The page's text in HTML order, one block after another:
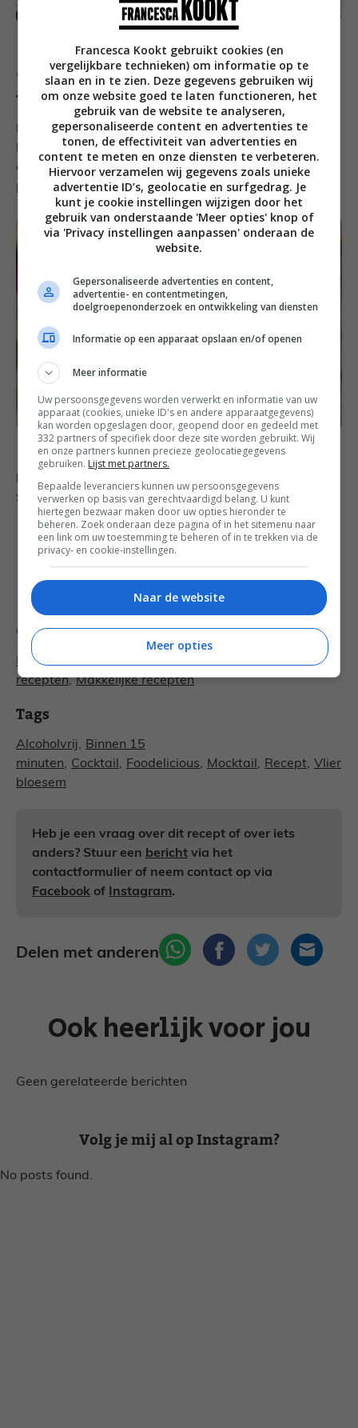
Champagne cocktail met
vlierbloesem en peer
Een feestelijk begin van het kerstdiner: meng 1 deel
Elderflower Shampagne (of een scheutje siroop) met 1
deel wodka en 1 deel champagne. Schenk bij met
perensap.
Foto’s cranberry punch en champagne cocktail:
Shutterstock.
Volg Francesca Kookt ook opFacebook,Twitter
Google+en
(francescakookt) en video’s bekijk je op
!
Categorieën
Borrel recepten, Drankjes recepten, Kerst
recepten, Makkelijke recepten
Tags
Alcoholvrij, Binnen 15
minuten, Cocktail, Foodelicious, Mocktail, Recept, Vlier
bloesem
Heb je een vraag over dit recept of over iets
anders? Stuur een bericht via het
contactformulier of neem contact op via
Facebook of Instagram.
Delen met anderen
Ook heerlijk voor jou
Geen gerelateerde berichten
Volg je mij al op Instagram?
No posts found.
Francesca Kookt gebruikt cookies (en
vergelijkbare technieken) om informatie op te
slaan en in te zien. Deze gegevens gebruiken wij
om onze website goed te laten functioneren, het
gebruik van de website te analyseren,
gepersonaliseerde content en advertenties te
tonen, de effectiviteit van advertenties en
content te meten en onze diensten te verbeteren.
Hiervoor verzamelen wij gegevens zoals unieke
advertentie ID’s, geolocatie en surfgedrag. Je
kunt je cookie instellingen wijzigen door het
gebruik van onderstaande 'Meer opties' knop of
via 'Privacy instellingen aanpassen' onderaan de
website.
Gepersonaliseerde advertenties en content,
advertentie- en contentmetingen,
doelgroepenonderzoek en ontwikkeling van diensten
Informatie op een apparaat opslaan en/of openen
Meer informatie
Uw persoonsgegevens worden verwerkt en informatie van uw
apparaat (cookies, unieke ID's en andere apparaatgegevens)
kan worden opgeslagen door, geopend door en gedeeld met
332 partners of specifiek door deze site worden gebruikt. Wij
en onze partners kunnen precieze geolocatiegegevens
gebruiken. Lijst met partners.
Bepaalde leveranciers kunnen uw persoonsgegevens
verwerken op basis van gerechtvaardigd belang. U kunt
hiertegen bezwaar maken door uw opties hieronder te
beheren. Zoek onderaan deze pagina of in het sitemenu naar
een link om uw toestemming te beheren of in te trekken via de
privacy- en cookie-instellingen.
Naar de website
Meer opties